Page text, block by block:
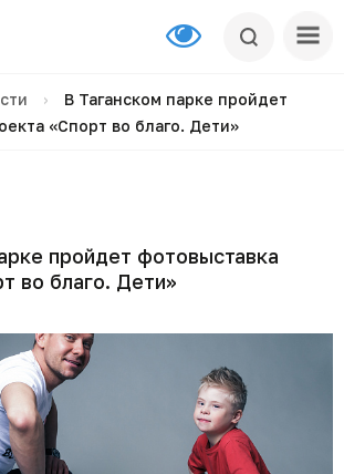
›
В Таганском парке пройдет
«Спорт во благо. Дети»
пройдет фотовыставка
во благо. Дети»